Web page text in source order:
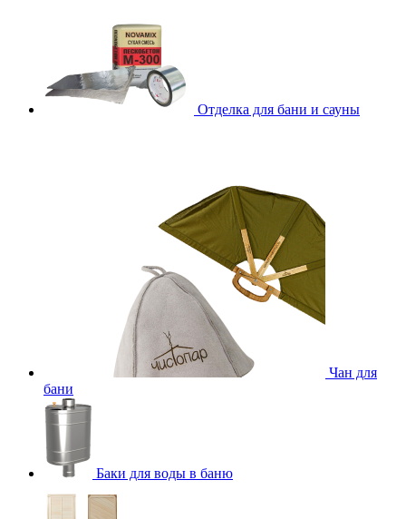
Отделка для бани и сауны
Чан для
бани
Баки для воды в баню